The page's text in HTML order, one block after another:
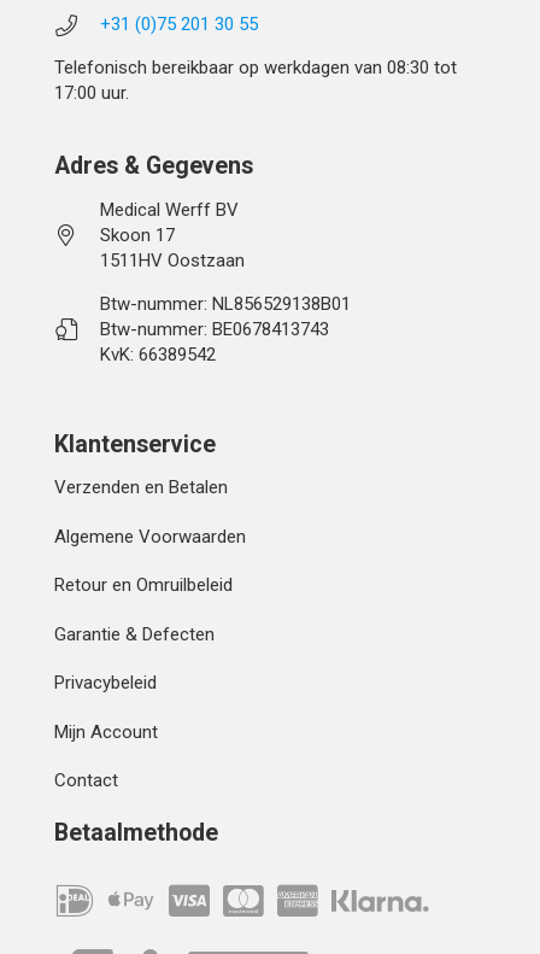
+31 (0)75 201 30 55
Telefonisch bereikbaar op werkdagen van 08:30 tot
17:00 uur.
Adres & Gegevens
Medical Werff BV
Skoon 17
1511HV Oostzaan
Btw-nummer: NL856529138B01
Btw-nummer: BE0678413743
KvK: 66389542
Klantenservice
Verzenden en Betalen
Algemene Voorwaarden
Retour en Omruilbeleid
Garantie & Defecten
Privacybeleid
Mijn Account
Contact
Betaalmethode